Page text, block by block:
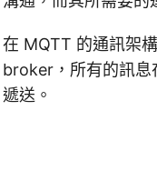
在 MQTT 的通訊架
broker，所有的訊
遞送。